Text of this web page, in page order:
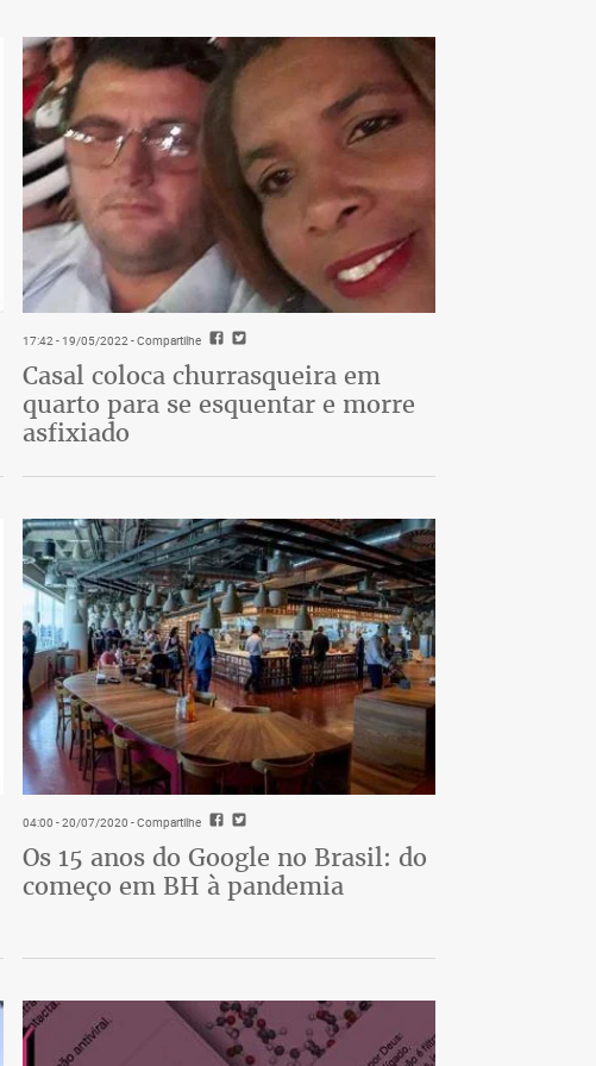
17:42 - 19/05/2022- Compartilhe
Casal coloca churrasqueira em
quarto para se esquentar e morre
asfixiado
04:00 - 20/07/2020 - Compartilhe
Os 15 anos do Google no Brasil: do
começo em BH à pandemia